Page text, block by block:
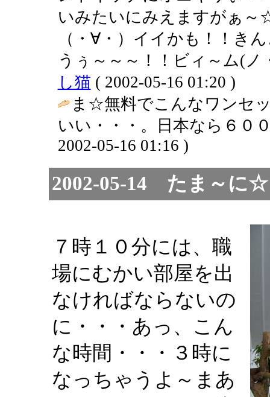
いみたいにみえますがぁ
（・∀・）イイかも！！き
うぅ～～～！！ビィ～
し猫 ( 2002-05-16 01:20 )
ま☆無料でこんなワンセ
いい・・・。日本なら６０
2002-05-16 01:16 )
2002-05-14 たま～に
７時１０分には、職
場にむかい部屋を出
なければならないの
に・・・あっ、こん
な時間・・・３時に
なっちゃうよ～まあ